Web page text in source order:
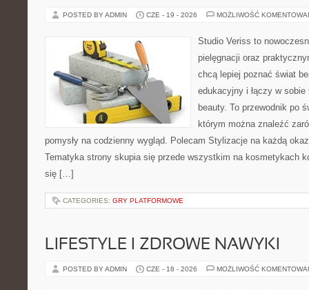
POSTED BY ADMIN CZE - 19 - 2026 MOŻLIWOŚĆ
Studio Veriss to
pielęgnacji oraz
chcą lepiej poznać świat
edukacyjny i łączy w
beauty. To przewodnik po
którym można znaleźć
pomysły na codzienny wygląd. Polecam Stylizacje na każdą
Tematyka strony skupia się przede wszystkim na kosmetykach
się […]
CATEGORIES: GRY PLATFORMOWE
LIFESTYLE I ZDROWE NAWYKI
POSTED BY ADMIN CZE - 18 - 2026 MOŻLIWOŚĆ